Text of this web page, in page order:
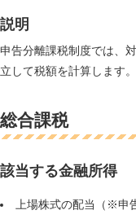
説明
申告分離課税制度では、
立して税額を計算します。
総合課税
該当する金融所得
上場株式の配当（※申